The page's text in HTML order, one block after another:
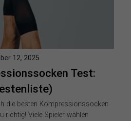
Test:
12, 2025
die besten Kompressionssocken
richtig! Viele Spieler wählen